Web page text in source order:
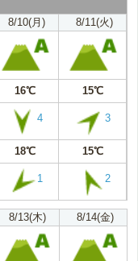
8/10(月) 8/11(火)
16℃ 15℃
4 3
18℃ 15℃
1 2
8/13(木) 8/14(金)